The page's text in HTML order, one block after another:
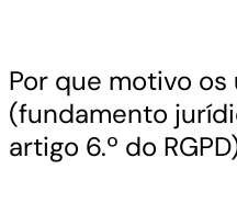
Por que motivo os
(fundamento
artigo 6.º do